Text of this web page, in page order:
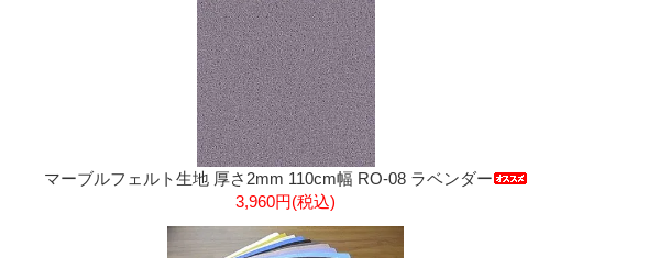
マーブルフェルト生地 厚さ2mm 110cm幅 RO-08 ラベンダー
3,960円(税込)